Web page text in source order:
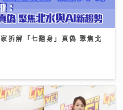
拆解「七翻身」真偽 聚焦北